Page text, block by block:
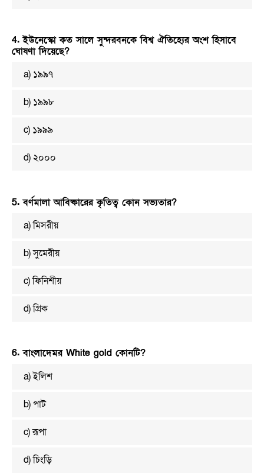
4. ইউনেস্কো কত সালে সুন্দরবনকে বিশ্ব ঐতিহ্যের অংশ হিসাবে
ঘোষণা দিয়েছে?
a) ১৯৯৭
b) ১৯৯৮
c) ১৯৯৯
d) ২০০০
5. বর্ণমালা আবিষ্কারের কৃতিত্ব কোন সভ্যতার?
a) মিসরীয়
b) সুমেরীয়
c) ফিনিশীয়
d) গ্রিক
6. বাংলাদেমর White gold কোনটি?
a) ইলিশ
b) পাট
c) রূপা
d) চিংড়ি